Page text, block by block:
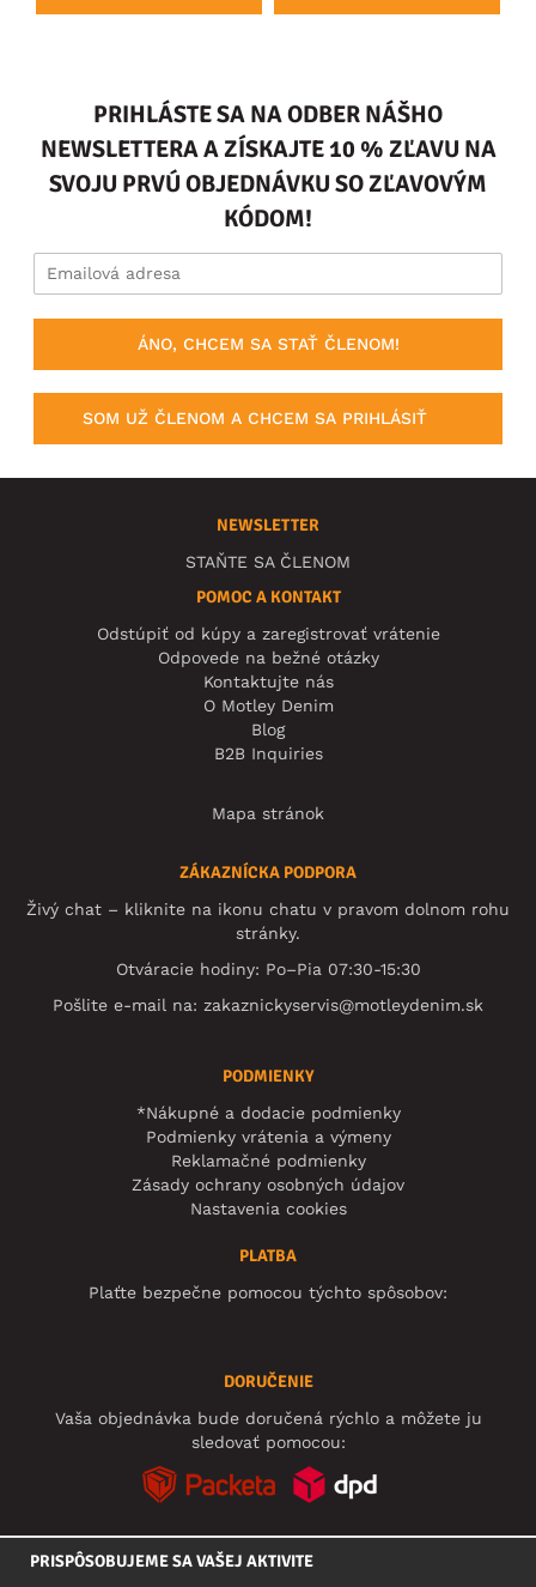
PRIHLÁSTE SA NA ODBER NÁŠHO
NEWSLETTERA A ZÍSKAJTE 10 % ZĽAVU NA
SVOJU PRVÚ OBJEDNÁVKU SO ZĽAVOVÝM
KÓDOM!
ÁNO, CHCEM SA STAŤ ČLENOM!
SOM UŽ ČLENOM A CHCEM SA PRIHLÁSIŤ
NEWSLETTER
STAŇTE SA ČLENOM
POMOC A KONTAKT
Odstúpiť od kúpy a zaregistrovať vrátenie
Odpovede na bežné otázky
Kontaktujte nás
O Motley Denim
Blog
B2B Inquiries
Mapa stránok
ZÁKAZNÍCKA PODPORA
Živý chat – kliknite na ikonu chatu v pravom dolnom rohu
stránky.
Otváracie hodiny: Po–Pia 07:30-15:30
Pošlite e-mail na: zakaznickyservis@motleydenim.sk
PODMIENKY
*Nákupné a dodacie podmienky
Podmienky vrátenia a výmeny
Reklamačné podmienky
Zásady ochrany osobných údajov
Nastavenia cookies
PLATBA
Plaťte bezpečne pomocou týchto spôsobov:
DORUČENIE
Vaša objednávka bude doručená rýchlo a môžete ju
sledovať pomocou:
PRISPÔSOBUJEME SA VAŠEJ AKTIVITE